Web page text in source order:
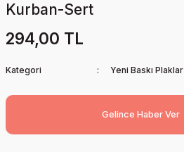
Kurban-Sert
294,00 TL
Kategori Yeni Baskı Plaklar
Gelince Haber Ver